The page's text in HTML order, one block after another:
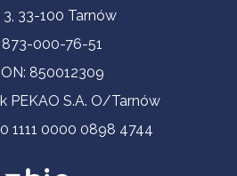
3, 33-100 Tarnów
873-000-76-51
850012309
PEKAO S.A. O/Tarnów
1111 0000 0898 4744